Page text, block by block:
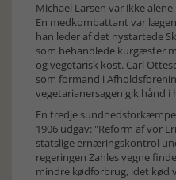
Michael Larsen var ikke
En medkombattant var
han leder af det nystartede
som behandlede kurgæster
og vegetarisk kost. Carl
som formand i
vegetarianersagen gik hånd i
En tredje
1906 udgav: "Reform af vor
statslige ernæringskontrol
regeringen Zahles vegne
mindre kødforbrug, idet kød